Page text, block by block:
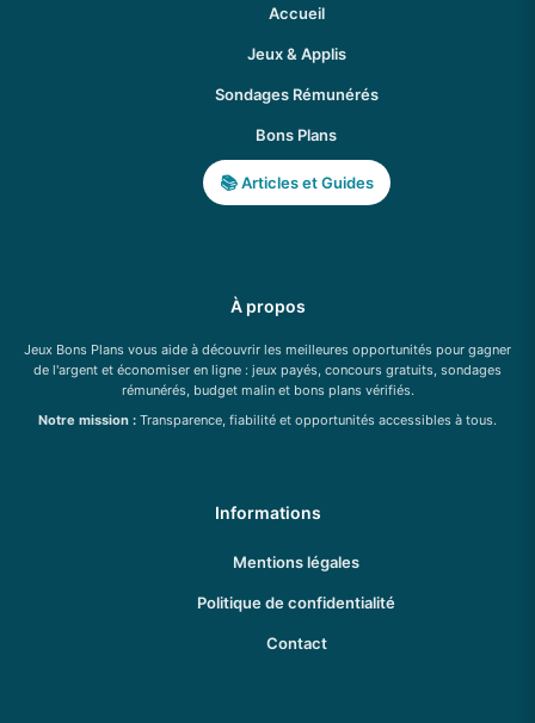
Accueil
Jeux & Applis
Sondages Rémunérés
Bons Plans
Articles et Guides
À propos
Jeux Bons Plans vous aide à découvrir les meilleures opportunités pour gagner
de l'argent et économiser en ligne : jeux payés, concours gratuits, sondages
rémunérés, budget malin et bons plans vérifiés.
Notre mission : Transparence, fiabilité et opportunités accessibles à tous.
Informations
Mentions légales
Politique de confidentialité
Contact